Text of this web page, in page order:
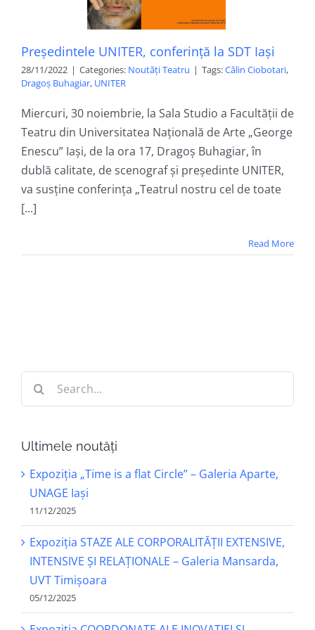
Președintele UNITER, conferință la SDT Iași
28/11/2022 | Categories: Noutăți Teatru | Tags:Călin Ciobotari,
Dragoș Buhagiar, UNITER
Miercuri, 30 noiembrie, la Sala Studio a Facultății de
Teatru din Universitatea Națională de Arte „George
Enescu” Iași, de la ora 17, Dragoș Buhagiar, în
dublă calitate, de scenograf și președinte UNITER,
va susține conferința „Teatrul nostru cel de toate
[...]
Read More
Ultimele noutăți
Expoziția „Time is a flat Circle” – Galeria Aparte,
UNAGE Iași
11/12/2025
Expoziția STAZE ALE CORPORALITĂȚII EXTENSIVE,
INTENSIVE ȘI RELAȚIONALE – Galeria Mansarda,
UVT Timișoara
05/12/2025